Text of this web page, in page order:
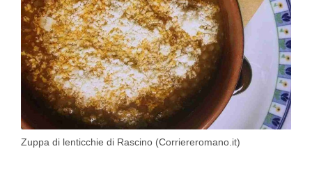
Zuppa di lenticchie di Rascino (Corriereromano.it)